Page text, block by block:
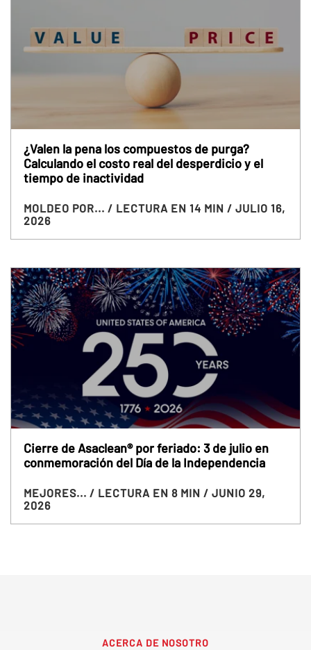
¿Valen la pena los compuestos de purga?
Calculando el costo real del desperdicio y el
tiempo de inactividad
MOLDEO POR... / LECTURA EN 14 MIN / JULIO 16,
2026
Cierre de Asaclean® por feriado: 3 de julio en
conmemoración del Día de la Independencia
MEJORES... / LECTURA EN 8 MIN / JUNIO 29,
2026
ACERCA DE NOSOTRO